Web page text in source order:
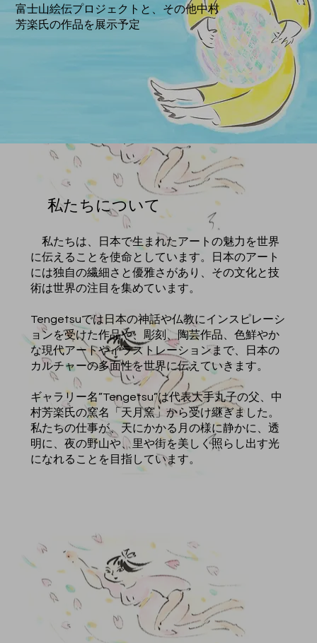
富士山絵伝プロジェクトと、その他中村
芳楽氏の作品を展示予定
私たちについて
私たちは、日本で生まれたアートの魅力を世界
に伝えることを使命としています。日本のアート
には独自の繊細さと優雅さがあり、その文化と技
術は世界の注目を集めています。
Tengetsuでは日本の神話や仏教にインスピレーシ
ョンを受けた作品や、彫刻、陶芸作品、色鮮やか
な現代アートやイラストレーションまで、日本の
カルチャーの多面性を世界に伝えていきます。
ギャラリー名”Tengetsu”は代表大手丸子の父、中
村芳楽氏の窯名「天月窯」から受け継ぎました。
私たちの仕事が、天にかかる月の様に静かに、透
明に、夜の野山や、里や街を美しく照らし出す光
になれることを目指しています。